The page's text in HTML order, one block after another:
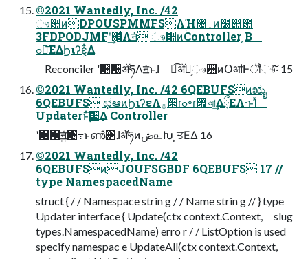
©2021 Wantedly, Inc. /42
ෳ਺ͷDPOUSPMMFSΛؚΉ৔߹ͷ໰୊఺
3FDPODJMFʹ͢΂ͯΛॻ͘ ෳ਺ͷController ͔Β
ߋ৽͞ΕΔϦιʔε͕͋Δ
Reconciler ʹ௚઀ॲཧΛॻ͘ͱɺ ಉ͡ॲཧ͕ෳ਺ͷՕॴͰॏෳͯ͠͠·͏ 15
©2021 Wantedly, Inc. /42 6QEBUFSͷಋೖ
6QEBUFS ಛఆͷϦιʔεΛ࡞੒ɾߋ৽ɾ࡟আ͢ΔྲྀΕΛ·ͱΊͯ
Updaterͱ࣮ͯ͠૷͢Δ Controller
ʹ௚઀ॻ͍ͨ৔߹ͱൺ΂ͯɺॲཧͷڞ௨Խ ͕ਤΕΔ 16
©2021 Wantedly, Inc. /42
6QEBUFSͷJOUFSGBDF 6QEBUFS 17 //
type NamespacedName
struct { / / Namespace strin g / / Name strin g // } type
Updater interface { Update(ctx context.Context, slug
types.NamespacedName) erro r / / ListOption is used
specify namespac e UpdateAll(ctx context.Context,